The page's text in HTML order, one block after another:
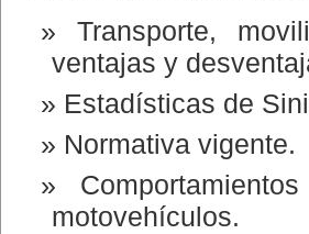
Transporte,
ventajas y
Estadísticas de
Normativa vigente.
motovehículos.